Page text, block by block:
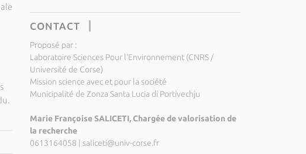
CONTACT
Proposé par :
Laboratoire Sciences Pour l'Environnement (CNRS /
Université de Corse)
Mission science avec et pour la société
Municipalité de Zonza Santa Lucia di Portivechju
Marie Françoise SALICETI, Chargée de valorisation de
la recherche
0613164058
saliceti@univ-corse.fr